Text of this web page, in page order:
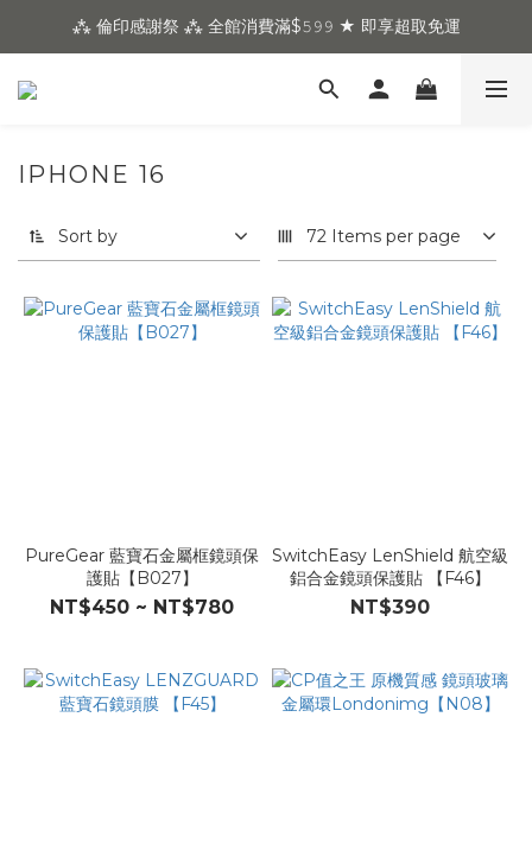
⁂ 倫印感謝祭 ⁂ 全館消費滿$𝟻𝟿𝟿 ★ 即享超取免運
IPHONE 16
Sort by 72 Items per page
PureGear 藍寶石金屬框鏡頭保
護貼【B027】
NT$450 ~ NT$780
SwitchEasy LenShield 航空級
鋁合金鏡頭保護貼 【F46】
NT$390